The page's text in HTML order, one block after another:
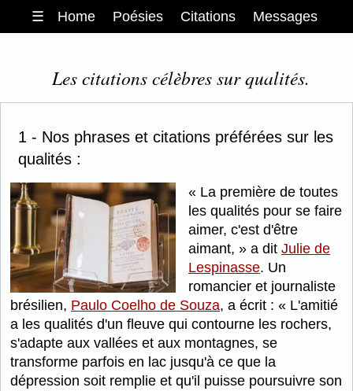
☰ Home Poésies Citations Messages
Les citations célèbres sur qualités.
1 - Nos phrases et citations préférées sur les
qualités :
La première de toutes
les qualités pour se faire
aimer, c'est d'être
aimant,
a dit Julie de
Lespinasse. Un
romancier et journaliste
brésilien, Paulo Coelho de Souza, a écrit :
L'amitié
a les qualités d'un fleuve qui contourne les rochers,
s'adapte aux vallées et aux montagnes, se
transforme parfois en lac jusqu'à ce que la
dépression soit remplie et qu'il puisse poursuivre son